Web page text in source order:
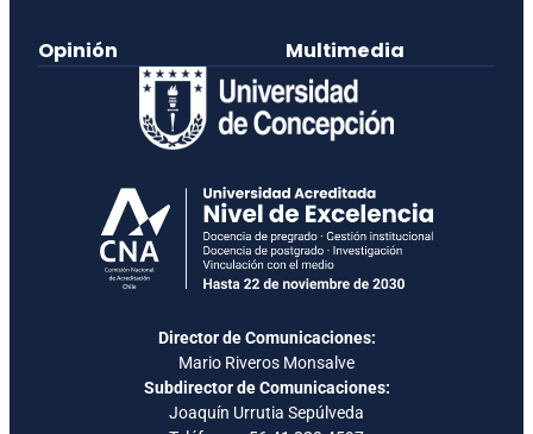
Opinión Multimedia
Director de Comunicaciones:
Mario Riveros Monsalve
Subdirector de Comunicaciones:
Joaquín Urrutia Sepúlveda